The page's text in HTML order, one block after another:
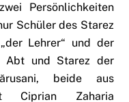
Persönlichkeiten
Schüler des Starez
Lehrer“ und der
Abt und Starez der
beide aus
Ciprian Zaharia